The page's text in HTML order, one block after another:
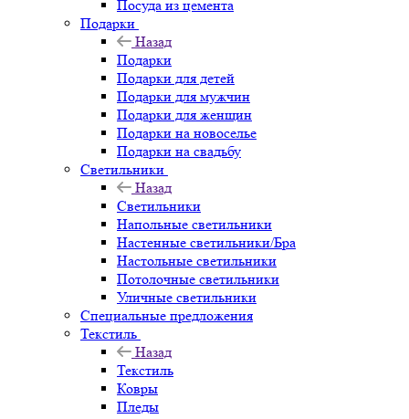
Посуда из цемента
Подарки
Назад
Подарки
Подарки для детей
Подарки для мужчин
Подарки для женщин
Подарки на новоселье
Подарки на свадьбу
Светильники
Назад
Светильники
Напольные светильники
Настенные светильники/Бра
Настольные светильники
Потолочные светильники
Уличные светильники
Специальные предложения
Текстиль
Назад
Текстиль
Ковры
Пледы